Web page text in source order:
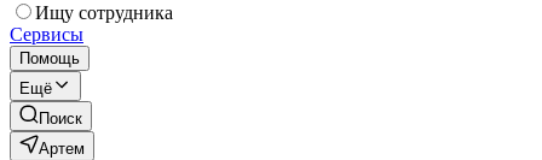
Ищу сотрудника
Сервисы
Помощь
Ещё
Поиск
Артем